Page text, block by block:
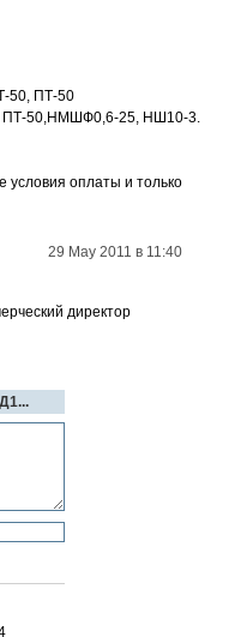
50, ПТ-50
ПТ-50,НМШФ0,6-25, НШ10-3.
условия оплаты и только
29 May 2011 в 11:40
директор